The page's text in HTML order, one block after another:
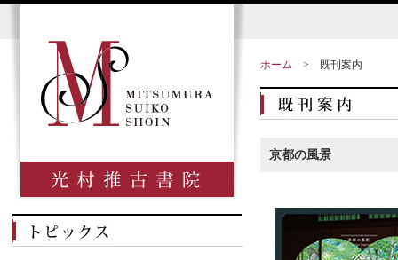
ホーム > 既刊案内
京都の風景